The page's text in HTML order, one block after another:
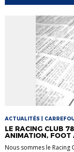
ACTUALITÉS |
LE RACING CLUB
ANIMATION, FOOT
Nous sommes le